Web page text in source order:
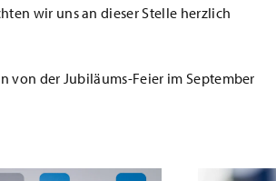
wir uns an dieser Stelle herzlich
von der Jubiläums-Feier im September